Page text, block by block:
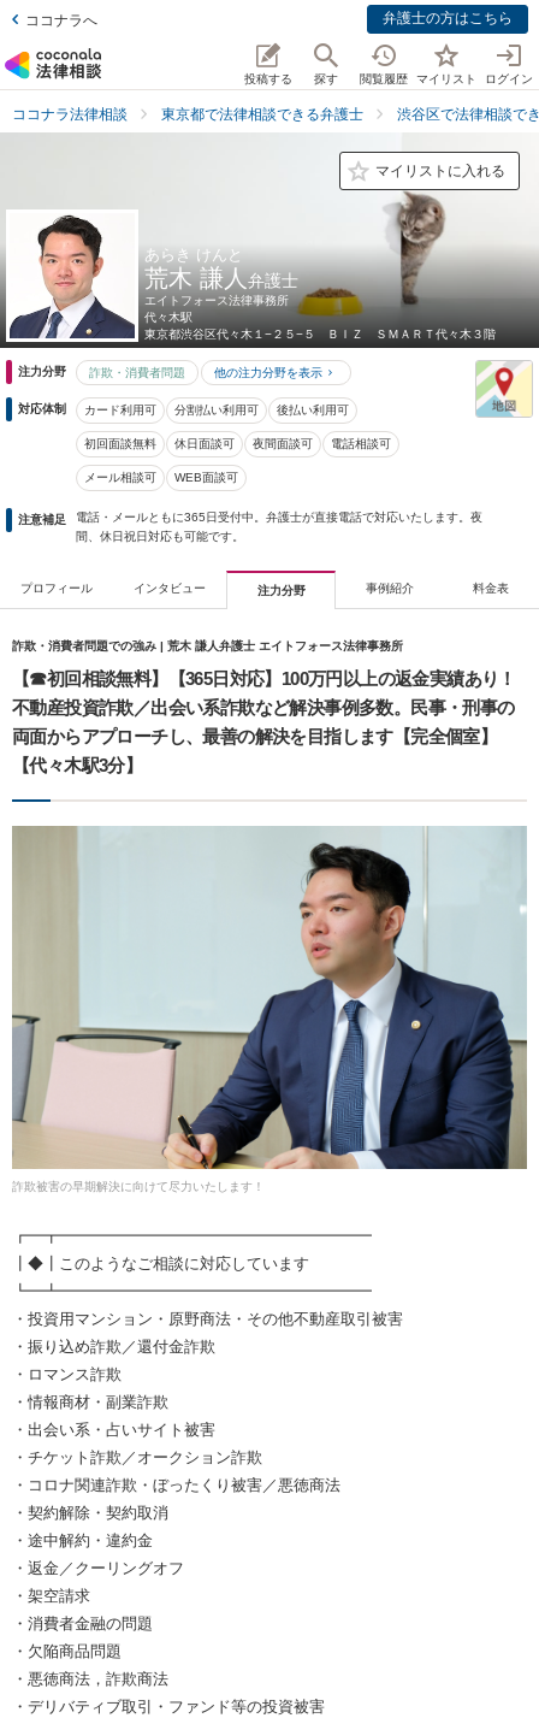
ココナラへ 弁護士の方はこちら
投稿する 探す 閲覧履歴 マイリスト ログイン
ココナラ法律相談 東京都で法律相談できる弁護士 渋谷区で法律相談で
マイリストに入れる
あらき けんと
荒木 謙人弁護士
エイトフォース法律事務所
代々木駅
東京都渋谷区代々木１−２５−５ ＢＩＺ ＳＭＡＲＴ代々木３階
注力分野 詐欺・消費者問題 他の注力分野を表示
対応体制 カード利用可 分割払い利用可 後払い利用可
初回面談無料 休日面談可 夜間面談可 電話相談可
メール相談可 WEB面談可
注意補足
電話・メールともに365日受付中。弁護士が直接電話で対応いたします。夜
間、休日祝日対応も可能です。
プロフィール インタビュー 注力分野 事例紹介 料金表
詐欺・消費者問題での強み | 荒木 謙人弁護士 エイトフォース法律事務所
【☎︎初回相談無料】【365日対応】100万円以上の返金実績あり！
不動産投資詐欺／出会い系詐欺など解決事例多数。民事・刑事の
両面からアプローチし、最善の解決を目指します【完全個室】
【代々木駅3分】
詐欺被害の早期解決に向けて尽力いたします！
┏━┳━━━━━━━━━━━━━━━━━━━━
┃◆┃このようなご相談に対応しています
┗━┻━━━━━━━━━━━━━━━━━━━━
・投資用マンション・原野商法・その他不動産取引被害
・振り込め詐欺／還付金詐欺
・ロマンス詐欺
・情報商材・副業詐欺
・出会い系・占いサイト被害
・チケット詐欺／オークション詐欺
・コロナ関連詐欺・ぼったくり被害／悪徳商法
・契約解除・契約取消
・途中解約・違約金
・返金／クーリングオフ
・架空請求
・消費者金融の問題
・欠陥商品問題
・悪徳商法，詐欺商法
・デリバティブ取引・ファンド等の投資被害